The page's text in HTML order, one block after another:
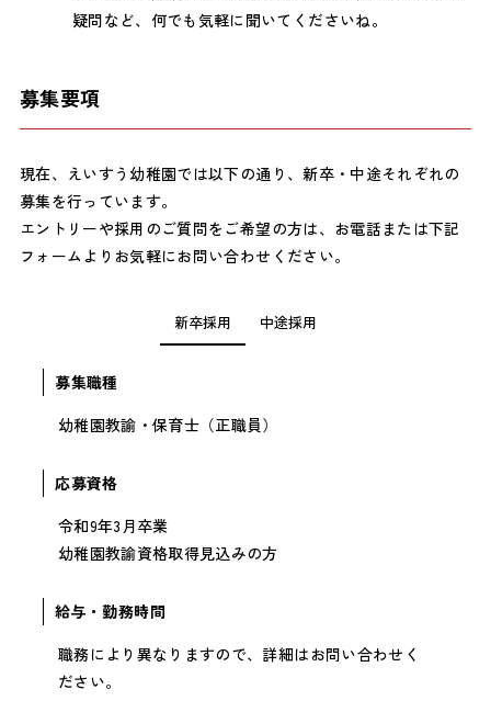
疑問など、何でも気軽に聞いてくださいね。
募集要項
現在、えいすう幼稚園では以下の通り、新卒・中途それぞれの
募集を行っています。
エントリーや採用のご質問をご希望の方は、お電話または下記
フォームよりお気軽にお問い合わせください。
新卒採用 中途採用
募集職種
幼稚園教諭・保育士（正職員）
応募資格
令和9年3月卒業
幼稚園教諭資格取得見込みの方
給与・勤務時間
職務により異なりますので、詳細はお問い合わせく
ださい。